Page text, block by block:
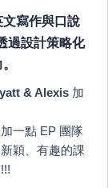
寫作與口說
過設計策略化
& Alexis 加
一點 EP 團隊
穎、有趣的課